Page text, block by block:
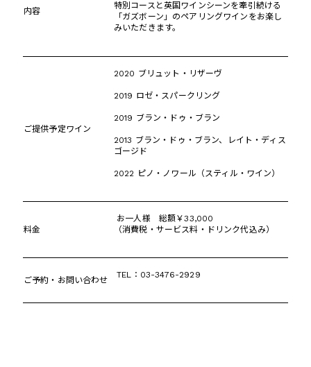
内容
特別コースと英国ワインシーンを牽引続ける
「ガズボーン」のペアリングワインをお楽し
みいただきます。
ご提供予定ワイン
2020 ブリュット・リザーヴ
2019 ロゼ・スパークリング
2019 ブラン・ドゥ・ブラン
2013 ブラン・ドゥ・ブラン、レイト・ディス
ゴージド
2022 ピノ・ノワール（スティル・ワイン）
料金
お一人様 総額￥33,000
（消費税・サービス料・ドリンク代込み）
ご予約・お問い合わせ
TEL：03-3476-2929